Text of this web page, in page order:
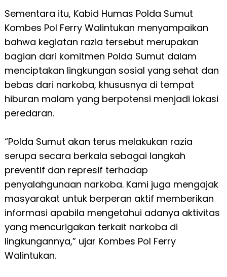
Sementara itu, Kabid Humas Polda Sumut
Kombes Pol Ferry Walintukan menyampaikan
bahwa kegiatan razia tersebut merupakan
bagian dari komitmen Polda Sumut dalam
menciptakan lingkungan sosial yang sehat dan
bebas dari narkoba, khususnya di tempat
hiburan malam yang berpotensi menjadi lokasi
peredaran.
“Polda Sumut akan terus melakukan razia
serupa secara berkala sebagai langkah
preventif dan represif terhadap
penyalahgunaan narkoba. Kami juga mengajak
masyarakat untuk berperan aktif memberikan
informasi apabila mengetahui adanya aktivitas
yang mencurigakan terkait narkoba di
lingkungannya,” ujar Kombes Pol Ferry
Walintukan.